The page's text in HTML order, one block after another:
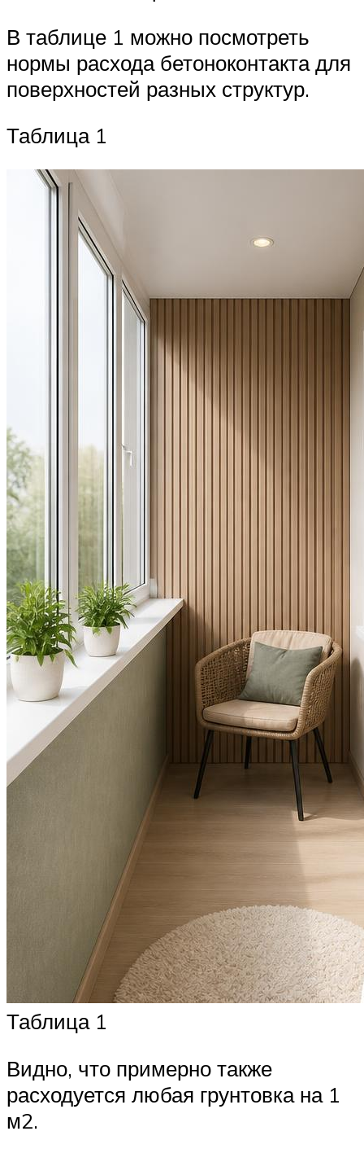
В таблице 1 можно посмотреть
нормы расхода бетоноконтакта для
поверхностей разных структур.
Таблица 1
Таблица 1
Видно, что примерно также
расходуется любая грунтовка на 1
м2.